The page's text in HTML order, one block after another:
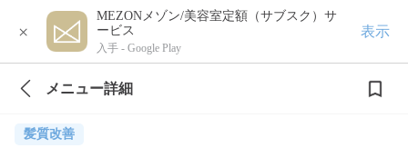
×
MEZONメゾン/美容室定額（サブスク）サ
ービス
入手 - Google Play
表示
メニュー詳細
髪質改善